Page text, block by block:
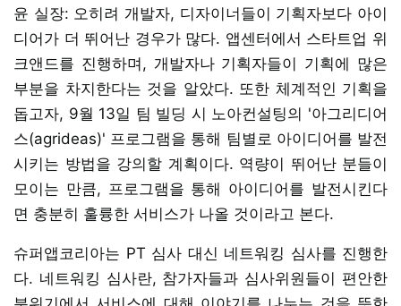
윤 실장: 오히려 개발자, 디자이너들이 기획자보다 아이
디어가 더 뛰어난 경우가 많다. 앱센터에서 스타트업 위
크앤드를 진행하며, 개발자나 기획자들이 기획에 많은
부분을 차지한다는 것을 알았다. 또한 체계적인 기획을
돕고자, 9월 13일 팀 빌딩 시 노아컨설팅의 '아그리디어
스(agrideas)' 프로그램을 통해 팀별로 아이디어를 발전
시키는 방법을 강의할 계획이다. 역량이 뛰어난 분들이
모이는 만큼, 프로그램을 통해 아이디어를 발전시킨다
면 충분히 훌륭한 서비스가 나올 것이라고 본다.
슈퍼앱코리아는 PT 심사 대신 네트워킹 심사를 진행한
다. 네트워킹 심사란, 참가자들과 심사위원들이 편안한